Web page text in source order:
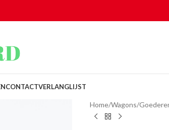
CONTACTVERLANGLIJST
Home/Wagons/